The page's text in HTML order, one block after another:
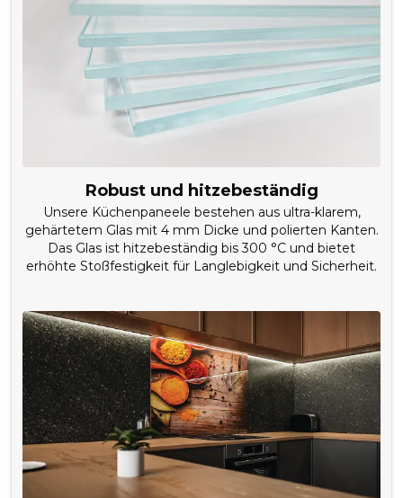
Robust und hitzebeständig
Unsere Küchenpaneele bestehen aus ultra-klarem,
gehärtetem Glas mit 4 mm Dicke und polierten Kanten.
Das Glas ist hitzebeständig bis 300 °C und bietet
erhöhte Stoßfestigkeit für Langlebigkeit und Sicherheit.